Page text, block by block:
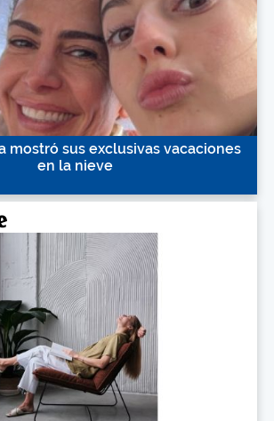
mostró sus exclusivas vacaciones
en la nieve